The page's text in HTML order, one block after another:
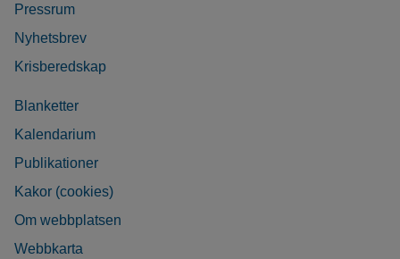
Pressrum
Nyhetsbrev
Krisberedskap
Blanketter
Kalendarium
Publikationer
Kakor (cookies)
Om webbplatsen
Webbkarta